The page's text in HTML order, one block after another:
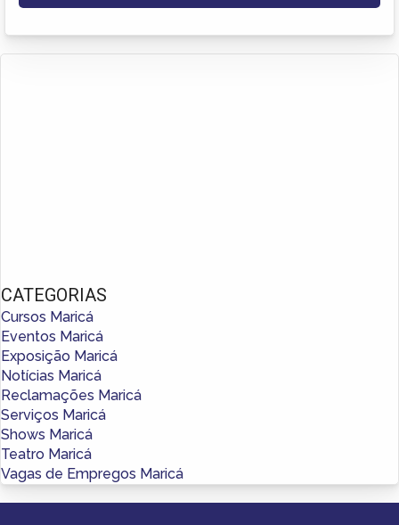
CATEGORIAS
Cursos Maricá
Eventos Maricá
Exposição Maricá
Notícias Maricá
Reclamações Maricá
Serviços Maricá
Shows Maricá
Teatro Maricá
Vagas de Empregos Maricá